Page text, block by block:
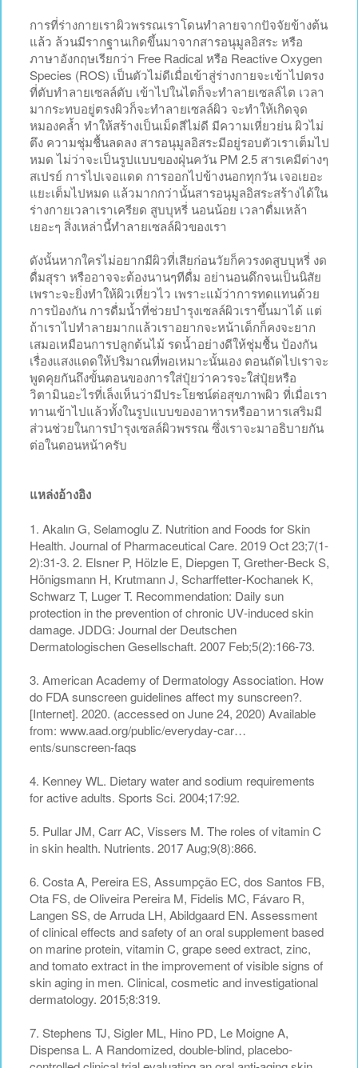
การที่ร่างกายเราผิวพรรณเราโดนทำลายจากปัจจัยข้างต้น
แล้ว ล้วนมีรากฐานเกิดขึ้นมาจากสารอนุมูลอิสระ หรือ
ภาษาอังกฤษเรียกว่า Free Radical หรือ Reactive Oxygen
Species (ROS) เป็นตัวไม่ดีเมื่อเข้าสู่ร่างกายจะเข้าไปตรง
ที่ตับทำลายเซลล์ตับ เข้าไปในไตก็จะทำลายเซลล์ไต เวลา
มากระทบอยู่ตรงผิวก็จะทำลายเซลล์ผิว จะทำให้เกิดจุด
หมองคล้ำ ทำให้สร้างเป็นเม็ดสีไม่ดี มีความเหี่ยวย่น ผิวไม่
ตึง ความชุ่มชื้นลดลง สารอนุมูลอิสระมีอยู่รอบตัวเราเต็มไป
หมด ไม่ว่าจะเป็นรูปแบบของฝุ่นควัน PM 2.5 สารเคมีต่างๆ
สเปรย์ การไปเจอแดด การออกไปข้างนอกทุกวัน เจอเยอะ
แยะเต็มไปหมด แล้วมากกว่านั้นสารอนุมูลอิสระสร้างได้ใน
ร่างกายเวลาเราเครียด สูบบุหรี่ นอนน้อย เวลาดื่มเหล้า
เยอะๆ สิ่งเหล่านี้ทำลายเซลล์ผิวของเรา
ดังนั้นหากใครไม่อยากมีผิวที่เสียก่อนวัยก็ควรงดสูบบุหรี่ งด
ดื่มสุรา หรืออาจจะต้องนานๆทีดื่ม อย่านอนดึกจนเป็นนิสัย
เพราะจะยิ่งทำให้ผิวเหี่ยวไว เพราะแม้ว่าการทดแทนด้วย
การป้องกัน การดื่มน้ำที่ช่วยบำรุงเซลล์ผิวเราขึ้นมาได้ แต่
ถ้าเราไปทำลายมากแล้วเราอยากจะหน้าเด็กก็คงจะยาก
เสมอเหมือนการปลูกต้นไม้ รดน้ำอย่างดีให้ชุ่มชื้น ป้องกัน
เรื่องแสงแดดให้ปริมาณที่พอเหมาะนั้นเอง ตอนถัดไปเราจะ
พูดคุยกันถึงขั้นตอนของการใส่ปุ๋ยว่าควรจะใส่ปุ๋ยหรือ
วิตามินอะไรที่เล็งเห็นว่ามีประโยชน์ต่อสุขภาพผิว ที่เมื่อเรา
ทานเข้าไปแล้วทั้งในรูปแบบของอาหารหรืออาหารเสริมมี
ส่วนช่วยในการบำรุงเซลล์ผิวพรรณ ซึ่งเราจะมาอธิบายกัน
ต่อในตอนหน้าครับ
แหล่งอ้างอิง
1. Akalın G, Selamoglu Z. Nutrition and Foods for Skin
Health. Journal of Pharmaceutical Care. 2019 Oct 23;7(1-
2):31-3. 2. Elsner P, Hölzle E, Diepgen T, Grether‐Beck S,
Hönigsmann H, Krutmann J, Scharffetter‐Kochanek K,
Schwarz T, Luger T. Recommendation: Daily sun
protection in the prevention of chronic UV‐induced skin
damage. JDDG: Journal der Deutschen
Dermatologischen Gesellschaft. 2007 Feb;5(2):166-73.
3. American Academy of Dermatology Association. How
do FDA sunscreen guidelines affect my sunscreen?.
[Internet]. 2020. (accessed on June 24, 2020) Available
from: www.aad.org/public/everyday-car…
ents/sunscreen-faqs
4. Kenney WL. Dietary water and sodium requirements
for active adults. Sports Sci. 2004;17:92.
5. Pullar JM, Carr AC, Vissers M. The roles of vitamin C
in skin health. Nutrients. 2017 Aug;9(8):866.
6. Costa A, Pereira ES, Assumpção EC, dos Santos FB,
Ota FS, de Oliveira Pereira M, Fidelis MC, Fávaro R,
Langen SS, de Arruda LH, Abildgaard EN. Assessment
of clinical effects and safety of an oral supplement based
on marine protein, vitamin C, grape seed extract, zinc,
and tomato extract in the improvement of visible signs of
skin aging in men. Clinical, cosmetic and investigational
dermatology. 2015;8:319.
7. Stephens TJ, Sigler ML, Hino PD, Le Moigne A,
Dispensa L. A Randomized, double-blind, placebo-